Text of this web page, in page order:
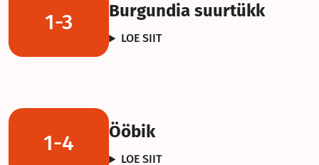
1-3 Burgundia suurtükk
LOE SIIT
1-4 Ööbik
LOE SIIT